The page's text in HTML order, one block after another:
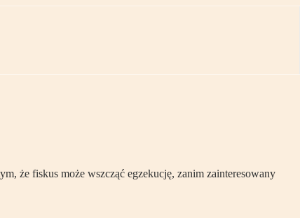
że fiskus może wszcząć egzekucję, zanim zainteresowany